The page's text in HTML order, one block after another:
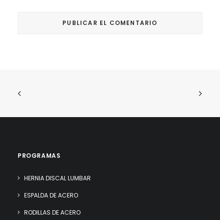
PROGRAMAS
HERNIA DISCAL LUMBAR
ESPALDA DE ACERO
RODILLAS DE ACERO